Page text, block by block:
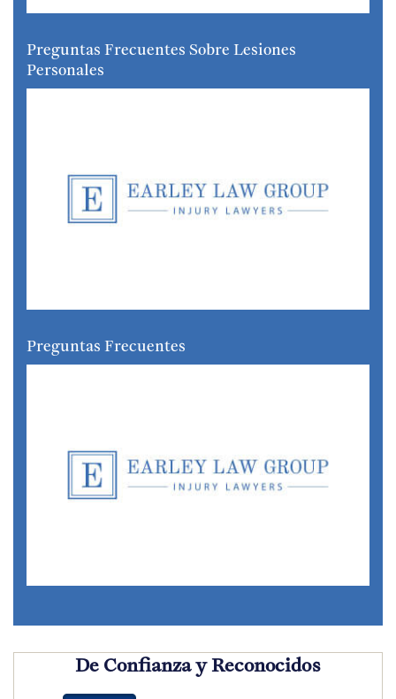
Preguntas Frecuentes Sobre Lesiones
Personales
Preguntas Frecuentes
De Confianza y Reconocidos